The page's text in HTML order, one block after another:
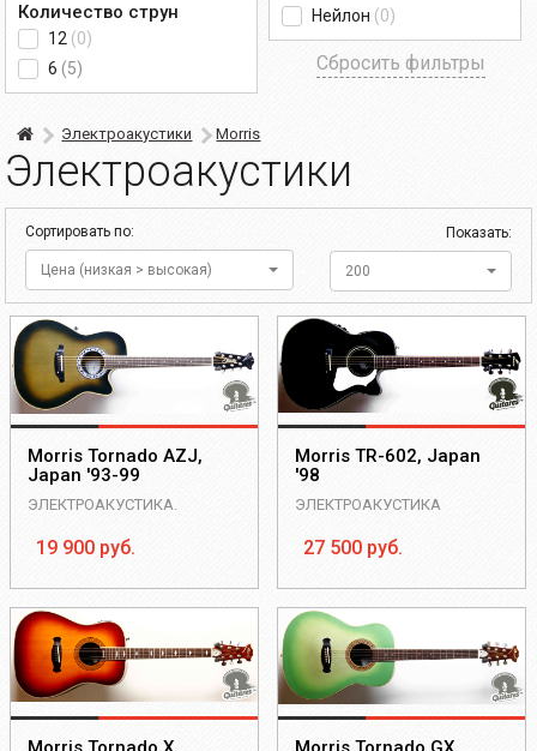
Нейлон (0)
Количество струн
12 (0)
6 (5) Сбросить фильтры
Электроакустики Morris
Электроакустики
Сортировать по:
Цена (низкая > высокая)
Показать:
200
Morris Tornado AZJ,
Japan '93-99
ЭЛЕКТРОАКУСТИКА.
19 900 руб.
Morris TR-602, Japan
'98
ЭЛЕКТРОАКУСТИКА
27 500 руб.